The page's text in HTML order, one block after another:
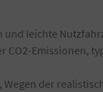
leichte
CO2-Emissionen,
der